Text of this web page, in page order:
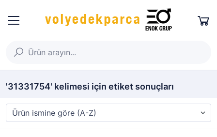
'31331754' kelimesi için etiket sonuçları